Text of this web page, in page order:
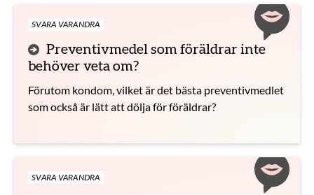
SVARA VARANDRA
Preventivmedel som föräldrar inte
behöver veta om?
Förutom kondom, vilket är det bästa preventivmedlet
som också är lätt att dölja för föräldrar?
SVARA VARANDRA